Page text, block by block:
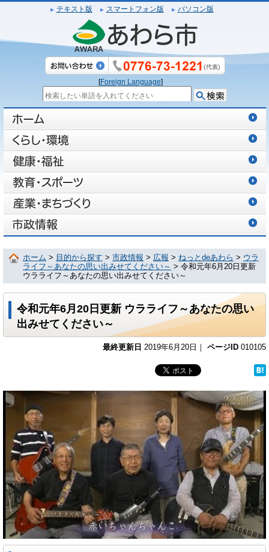
テキスト版 スマートフォン版 パソコン版
[Foreign Language]
ホーム > 目的から探す > 市政情報 > 広報 > ねっとdeあわら > ウラ
ライフ～あなたの思い出みせてください～ > 令和元年6月20日更新
ウラライフ～あなたの思い出みせてください～
令和元年6月20日更新 ウラライフ～あなたの思い
出みせてください～
最終更新日 2019年6月20日｜ ページID 010105